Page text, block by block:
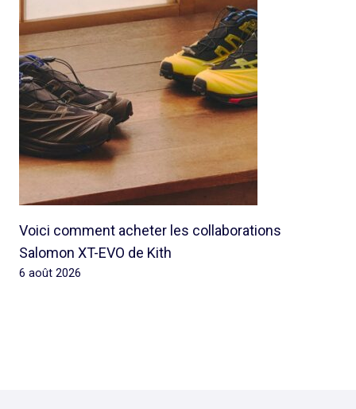
Voici comment acheter les collaborations
Salomon XT-EVO de Kith
6 août 2026